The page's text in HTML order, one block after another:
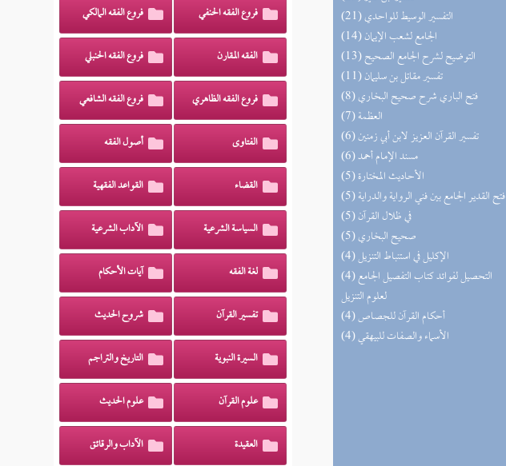
(21) التفسير الوسيط للواحدي
(14) الجامع لشعب الإيمان
(13) التوضيح لشرح الجامع الصحيح
(11) تفسير مقاتل بن سليمان
(8) فتح الباري شرح صحيح البخاري
(7) العظمة
(6) تفسير القرآن العزيز لابن أبي زمنين
(6) مسند الإمام أحمد
(5) الأحاديث المختارة
(5) فتح القدير الجامع بين فني الرواية والدراية
(5) في ظلال القرآن
(5) صحيح البخاري
(4) الإكليل في استنباط التنزيل
(4) التحصيل لفوائد كتاب التفصيل الجامع
لعلوم التنزيل
(4) أحكام القرآن للجصاص
(4) الأسماء والصفات للبيهقي
فروع الفقه الحنفي فروع الفقه المالكي
الفقه المقارن فروع الفقه الحنبلي
فروع الفقه الظاهري فروع الفقه الشافعي
الفتاوى أصول الفقه
القضاء القواعد الفقهية
السياسة الشرعية الآداب الشرعية
لغة الفقه آيات الأحكام
تفسير القرآن شروح الحديث
السيرة النبوية التاريخ والتراجم
علوم القرآن علوم الحديث
العقيدة الآداب والرقائق